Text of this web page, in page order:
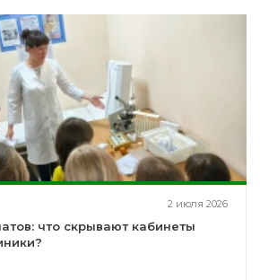
2 июля 2026
что скрывают кабинеты